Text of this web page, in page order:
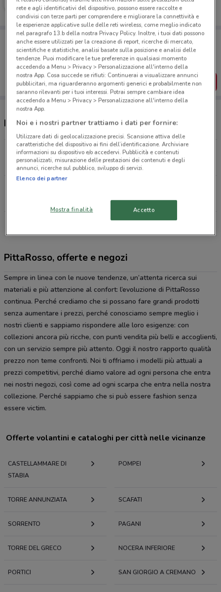
Scade il 31/12 22.9 km
Porta DoveConviene sempre con te!
Puoi trovare le migliori offerte dei negozi vicino a te,
salvarle e creare la tua lista del risparmio, comodamente
dal tuo cellulare.
SCARICA L’APP
Negozi PittaRosso a Castellammare di Stabia
Viale Michelangelo Volla
22.9 km
CHIUSO
Tutti i negozi PittaRosso
PittaRosso, offerte e negozi
Sempre in linea con le nuove tendenze, un’attenta ricerca sui
materiali e più attenzione al confort: l’evoluzione di PittaRosso
continua. Perché crediamo che si possano fare grandi prodotti
senza aumentare i prezzi, perché conosciamo sempre meglio i
nostri clienti e sappiamo rispondere alle loro esigenze: con
collezioni ancora più ricche, con punti vendita più belli e accoglienti,
con un servizio sempre più attento. Oggi il nostro rapporto qualità
prezzo non teme confronti. Noi ti offriamo i modelli più attuali a
prezzi competitivi, perché diamo valore ad ogni persona che entra
nei nostri negozi, così come ad ogni scarpa che entra nella nostra
collezione. Perché sappiamo che si può essere fashion senza
essere victim.
Offerte volantini e cataloghi per città nelle vicinanze
CASTELLAMMARE DI
STABIA
POMPEI
TORRE ANNUNZIATA SCAFATI
SORRENTO PAGANI
TORRE DEL GRECO NOCERA INFERIORE
PORTICI SAN GIORGIO A CREMANO
rete e agli identificativi del dispositivo, possono essere raccolte e
condivisi con terze parti per comprendere e migliorare la connettività e
le esperienze applicative sulle delle reti wireless, come meglio indicato
nel paragrafo 13.b della nostra Privacy Policy. Inoltre, i tuoi dati possono
anche essere utilizzati per la creazione di report, ricerche di mercato,
scientifiche e statistiche, analisi basate sulla posizione e analisi delle
tendenze. Puoi modificare le tue preferenze in qualsiasi momento
accedendo a Menu > Privacy > Personalizzazione all'interno della
nostra App. Cosa succede se rifiuti: Continuerai a visualizzare annunci
pubblicitari, ma riguarderanno argomenti generici e probabilmente non
saranno rilevanti per i tuoi interessi. Potrai sempre cambiare idea
accedendo a Menu > Privacy > Personalizzazione all'interno della
nostra App.
Noi e i nostri partner trattiamo i dati per fornire:
Utilizzare dati di geolocalizzazione precisi. Scansione attiva delle
caratteristiche del dispositivo ai fini dell’identificazione. Archiviare
informazioni su dispositivo e/o accedervi. Pubblicità e contenuti
personalizzati, misurazione delle prestazioni dei contenuti e degli
annunci, ricerche sul pubblico, sviluppo di servizi.
Elenco dei partner
Mostra finalità Accetto